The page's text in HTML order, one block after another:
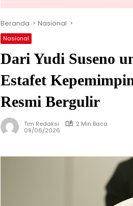
Beranda Nasional
Nasional
Dari Yudi Suseno
Estafet
Resmi Bergulir
Tim Redaksi
2 Min Baca
09/06/2026